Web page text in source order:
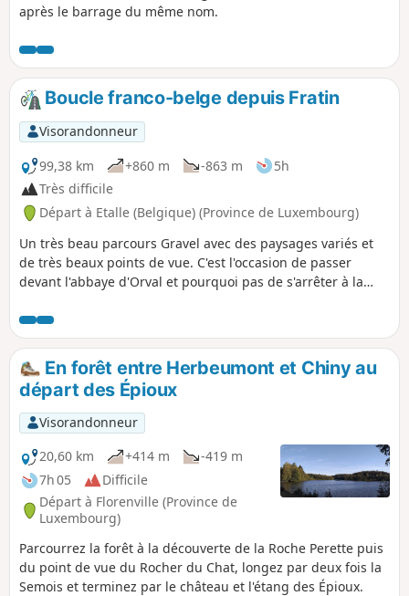
après le barrage du même nom.
Boucle franco-belge depuis Fratin
Visorandonneur
99,38 km
+860 m -863 m
5h
Très difficile
Départ à Etalle (Belgique) (Province de Luxembourg)
Un très beau parcours Gravel avec des paysages variés et
de très beaux points de vue. C'est l'occasion de passer
devant l'abbaye d'Orval et pourquoi pas de s'arrêter à la
revêtements variés entre routes, chemins agricoles et
forestiers. Attention : la difficulté est conséquente avec ces
belles côtes qui jalonnent le parcours.
En forêt entre Herbeumont et Chiny au
départ des Épioux
Visorandonneur
20,60 km
+414 m
-419 m
7h 05
Difficile
Départ à Florenville (Province de
Luxembourg)
Parcourrez la forêt à la découverte de la Roche Perette puis
du point de vue du Rocher du Chat, longez par deux fois la
Semois et terminez par le château et l'étang des Épioux.